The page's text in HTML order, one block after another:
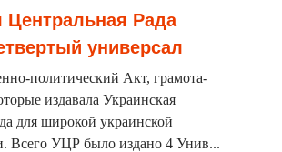
Центральная Рада
универсал
политический Акт, грамота-
издавала Украинская
для широкой украинской
Всего УЦР было издано 4 Унив...